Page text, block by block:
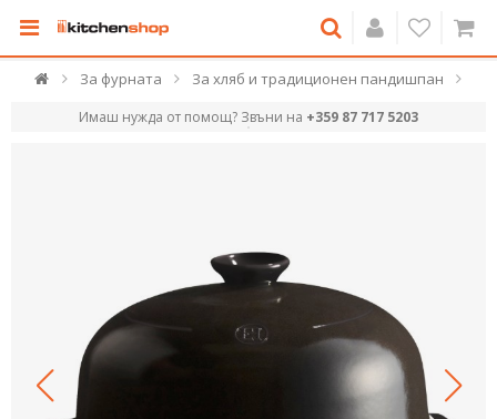
За фурната За хляб и традиционен пандишпан
Имаш нужда от помощ? Звъни на +359 87 717 5203